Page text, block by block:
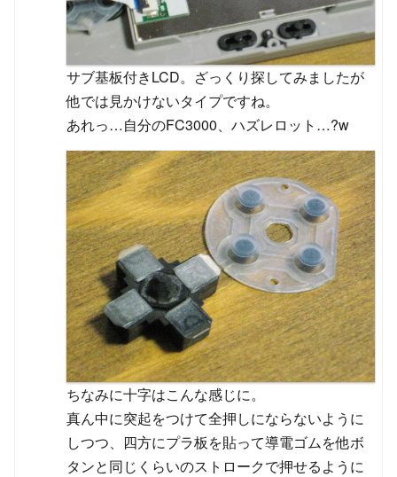
サブ基板付きLCD。ざっくり探してみましたが
他では見かけないタイプですね。
あれっ…自分のFC3000、ハズレロット…?w
ちなみに十字はこんな感じに。
真ん中に突起をつけて全押しにならないように
しつつ、四方にプラ板を貼って導電ゴムを他ボ
タンと同じくらいのストロークで押せるように